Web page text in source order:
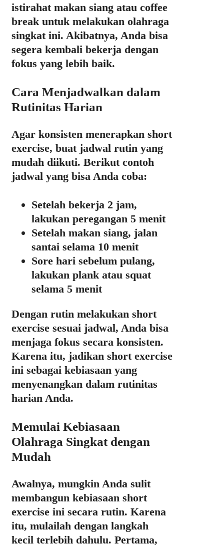
istirahat makan siang atau coffee
break untuk melakukan olahraga
singkat ini. Akibatnya, Anda bisa
segera kembali bekerja dengan
fokus yang lebih baik.
Cara Menjadwalkan dalam
Rutinitas Harian
Agar konsisten menerapkan short
exercise, buat jadwal rutin yang
mudah diikuti. Berikut contoh
jadwal yang bisa Anda coba:
Setelah bekerja 2 jam,
lakukan peregangan 5 menit
Setelah makan siang, jalan
santai selama 10 menit
Sore hari sebelum pulang,
lakukan plank atau squat
selama 5 menit
Dengan rutin melakukan short
exercise sesuai jadwal, Anda bisa
menjaga fokus secara konsisten.
Karena itu, jadikan short exercise
ini sebagai kebiasaan yang
menyenangkan dalam rutinitas
harian Anda.
Memulai Kebiasaan
Olahraga Singkat dengan
Mudah
Awalnya, mungkin Anda sulit
membangun kebiasaan short
exercise ini secara rutin. Karena
itu, mulailah dengan langkah
kecil terlebih dahulu. Pertama,